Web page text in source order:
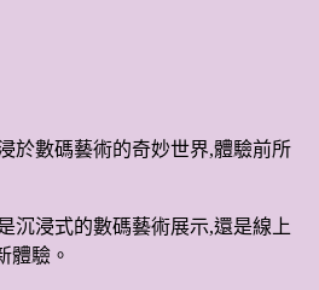
於數碼藝術的奇妙世界,體驗前所
沉浸式的數碼藝術展示,還是線上
體驗。